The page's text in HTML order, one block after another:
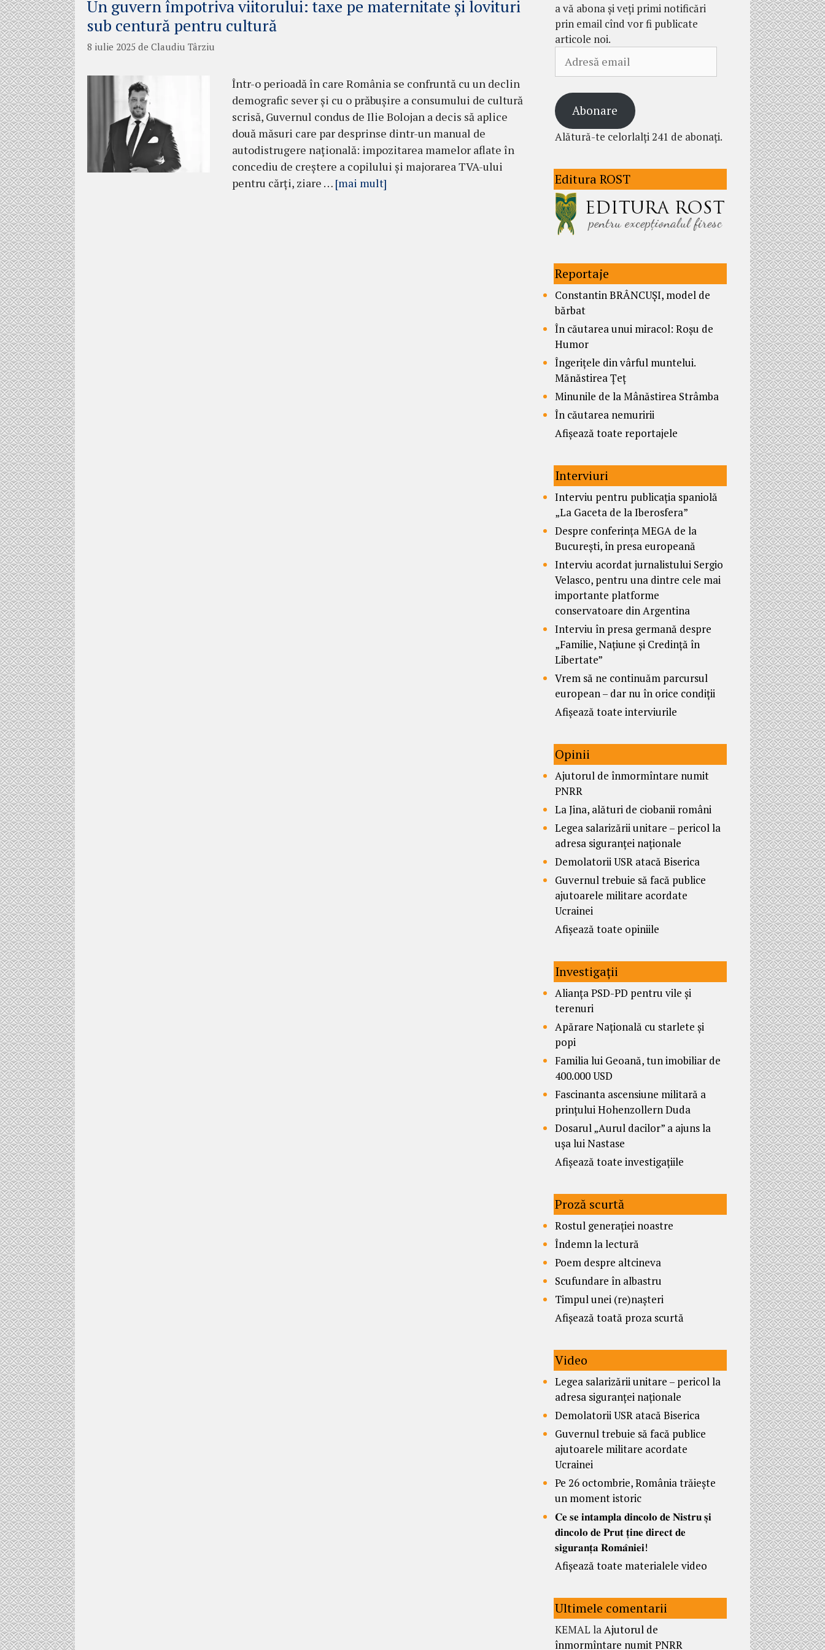
Un guvern împotriva viitorului: taxe pe maternitate și lovituri
sub centură pentru cultură
8 iulie 2025 de Claudiu Târziu
Într-o perioadă în care România se confruntă cu un declin
demografic sever și cu o prăbușire a consumului de cultură
scrisă, Guvernul condus de Ilie Bolojan a decis să aplice
două măsuri care par desprinse dintr-un manual de
autodistrugere națională: impozitarea mamelor aflate în
concediu de creștere a copilului și majorarea TVA-ului
pentru cărți, ziare … [mai mult]
a vă abona și veți primi notificări
prin email cînd vor fi publicate
articole noi.
email
Abonare
Alătură-te celorlalți 241 de abonați.
Editura ROST
Reportaje
Constantin BRÂNCUȘI, model de
bărbat
În căutarea unui miracol: Roșu de
Humor
Îngerițele din vârful muntelui.
Mănăstirea Țeț
Minunile de la Mânăstirea Strâmba
În căutarea nemuririi
Afișează toate reportajele
Interviuri
Interviu pentru publicația spaniolă
„La Gaceta de la Iberosfera”
Despre conferința MEGA de la
București, în presa europeană
Interviu acordat jurnalistului Sergio
Velasco, pentru una dintre cele mai
importante platforme
conservatoare din Argentina
Interviu în presa germană despre
„Familie, Națiune și Credință în
Libertate”
Vrem să ne continuăm parcursul
european – dar nu în orice condiții
Afișează toate interviurile
Opinii
Ajutorul de înmormîntare numit
PNRR
La Jina, alături de ciobanii români
Legea salarizării unitare – pericol la
adresa siguranței naționale
Demolatorii USR atacă Biserica
Guvernul trebuie să facă publice
ajutoarele militare acordate
Ucrainei
Afișează toate opiniile
Investigații
Alianța PSD-PD pentru vile și
terenuri
Apărare Națională cu starlete și
popi
Familia lui Geoană, tun imobiliar de
400.000 USD
Fascinanta ascensiune militară a
prințului Hohenzollern Duda
Dosarul „Aurul dacilor” a ajuns la
ușa lui Nastase
Afișează toate investigațiile
Proză scurtă
Rostul generației noastre
Îndemn la lectură
Poem despre altcineva
Scufundare în albastru
Timpul unei (re)nașteri
Afișează toată proza scurtă
Video
Legea salarizării unitare – pericol la
adresa siguranței naționale
Demolatorii USR atacă Biserica
Guvernul trebuie să facă publice
ajutoarele militare acordate
Ucrainei
Pe 26 octombrie, România trăiește
un moment istoric
𝐂𝐞 𝐬𝐞 𝐢𝐧𝐭𝐚𝐦𝐩𝐥𝐚 𝐝𝐢𝐧𝐜𝐨𝐥𝐨 𝐝𝐞 𝐍𝐢𝐬𝐭𝐫𝐮 𝐬̦𝐢
𝐝𝐢𝐧𝐜𝐨𝐥𝐨 𝐝𝐞 𝐏𝐫𝐮𝐭 𝐭̦𝐢𝐧𝐞 𝐝𝐢𝐫𝐞𝐜𝐭 𝐝𝐞
𝐬𝐢𝐠𝐮𝐫𝐚𝐧𝐭̦𝐚 𝐑𝐨𝐦𝐚̂𝐧𝐢𝐞𝐢!
Afișează toate materialele video
Ultimele comentarii
KEMAL laAjutorul de
înmormîntare numit PNRR